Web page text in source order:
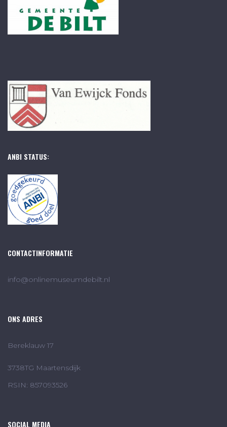
ANBI STATUS:
CONTACTINFORMATIE
info@onlinemuseumdebilt.nl
ONS ADRES
Bereklauw 17
3738TG Maartensdijk
RSIN: 857093526
SOCIAL MEDIA